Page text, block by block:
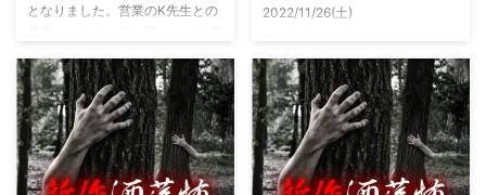
となりました。営業のK先生との
上げましたので内容の濃さ・面白
さは保証します。ぜひともご購入
くださいませ。 書影かっこいい
ですね！帯の煽り文句も最高です
(^^)v購入ページ
https://amzn.to/49NrwuE特設ペ
2022/11/26(土)
に言うオカルト系な話がまあまあ
好きで、最近占いとかを副業で始
めてた。今はちょっとメンタルの
状況やらで退いたけど実力試しも
かねてSNSでフォロワー相手に占
いとかしていたもんです。実力
は・・・ありがたいことに当たっ